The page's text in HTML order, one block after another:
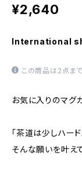
¥2,640
International
この商品は2点ま
お気に入りのマグ
「茶道は少しハー
そんな願いを叶えて